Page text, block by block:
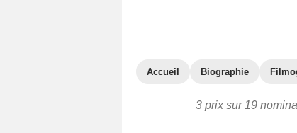
Accueil Biographie
3 prix sur 19